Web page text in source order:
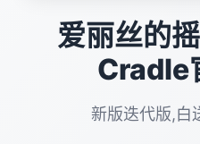
爱丽丝的
Cradle
新版迭代版,白